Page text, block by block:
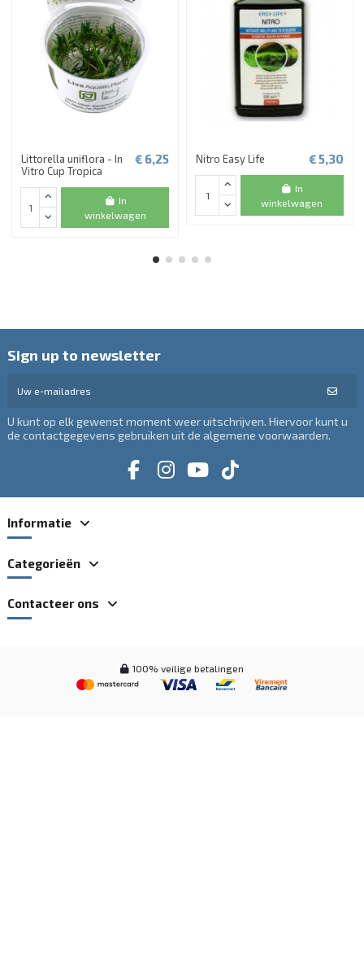
Littorella uniflora - In
Vitro Cup Tropica
€ 6,25
In
winkelwagen
Nitro Easy Life € 5,30
In
winkelwagen
Sign up to newsletter
U kunt op elk gewenst moment weer uitschrijven. Hiervoor kunt u
de contactgegevens gebruiken uit de algemene voorwaarden.
Informatie
Categorieën
Contacteer ons
100% veilige betalingen